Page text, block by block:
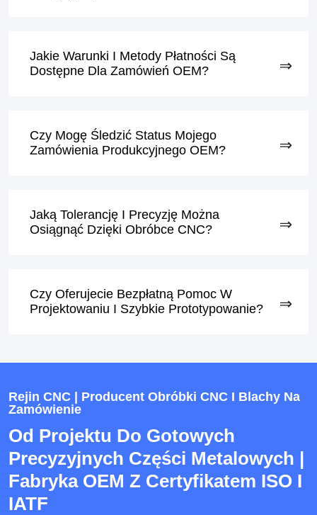
Jakie Warunki I Metody Płatności Są
Dostępne Dla Zamówień OEM?
Czy Mogę Śledzić Status Mojego
Zamówienia Produkcyjnego OEM?
Jaką Tolerancję I Precyzję Można
Osiągnąć Dzięki Obróbce CNC?
Czy Oferujecie Bezpłatną Pomoc W
Projektowaniu I Szybkie Prototypowanie?
Rejin CNC | Producent Obróbki CNC I Blachy Na
Zamówienie
Od Projektu Do Gotowych
Precyzyjnych Części Metalowych |
Fabryka OEM Z Certyfikatem ISO I
IATF